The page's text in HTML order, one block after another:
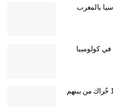
بالمغرب
كولومبيا
برافُو .. لامارين وقْفو قارب هَاز 168 حْراك من بينهم